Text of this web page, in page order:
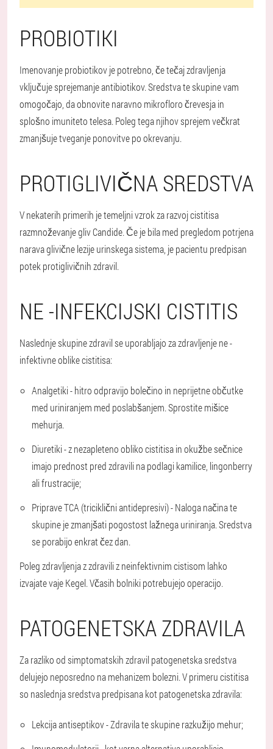
PROBIOTIKI
Imenovanje probiotikov je potrebno, če tečaj zdravljenja
vključuje sprejemanje antibiotikov. Sredstva te skupine vam
omogočajo, da obnovite naravno mikrofloro črevesja in
splošno imuniteto telesa. Poleg tega njihov sprejem večkrat
zmanjšuje tveganje ponovitve po okrevanju.
PROTIGLIVIČNA SREDSTVA
V nekaterih primerih je temeljni vzrok za razvoj cistitisa
razmnoževanje gliv Candide. Če je bila med pregledom potrjena
narava glivične lezije urinskega sistema, je pacientu predpisan
potek protiglivičnih zdravil.
NE -INFEKCIJSKI CISTITIS
Naslednje skupine zdravil se uporabljajo za zdravljenje ne -
infektivne oblike cistitisa:
Analgetiki - hitro odpravijo bolečino in neprijetne občutke
med uriniranjem med poslabšanjem. Sprostite mišice
mehurja.
Diuretiki - z nezapleteno obliko cistitisa in okužbe sečnice
imajo prednost pred zdravili na podlagi kamilice, lingonberry
ali frustracije;
Priprave TCA (triciklični antidepresivi) - Naloga načina te
skupine je zmanjšati pogostost lažnega uriniranja. Sredstva
se porabijo enkrat čez dan.
Poleg zdravljenja z zdravili z neinfektivnim cistisom lahko
izvajate vaje Kegel. Včasih bolniki potrebujejo operacijo.
PATOGENETSKA ZDRAVILA
Za razliko od simptomatskih zdravil patogenetska sredstva
delujejo neposredno na mehanizem bolezni. V primeru cistitisa
so naslednja sredstva predpisana kot patogenetska zdravila:
Lekcija antiseptikov - Zdravila te skupine razkužijo mehur;